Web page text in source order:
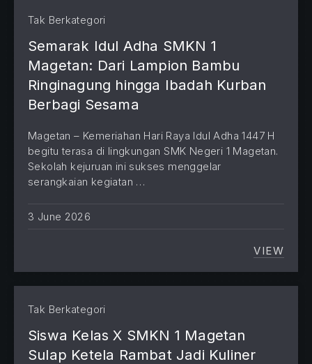
Tak Berkategori
Semarak Idul Adha SMKN 1
Magetan: Dari Lampion Bambu
Ringinagung hingga Ibadah Kurban
Berbagi Sesama
Magetan – Kemeriahan Hari Raya Idul Adha 1447 H
begitu terasa di lingkungan SMK Negeri 1 Magetan.
Sekolah kejuruan ini sukses menggelar
serangkaian kegiatan …
3 June 2026
VIEW
Tak Berkategori
Siswa Kelas X SMKN 1 Magetan
Sulap Ketela Rambat Jadi Kuliner